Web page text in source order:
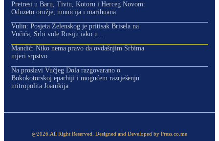
Pretresi u Baru, Tivtu, Kotoru i Herceg Novom:
Oduzeto oružje, municija i marihuana
Vulin: Posjeta Zelenskog je pritisak Brisela na
Vučića; Srbi vole Rusiju iako u...
Mandić: Niko nema pravo da ovdašnjim Srbima
mjeri srpstvo
Na proslavi Vučjeg Dola razgovarano o
Bokokotorskoj eparhiji i mogućem razrješenju
mitropolita Joanikija
@2026.All Right Reserved. Designed and Developed by Press.co.me